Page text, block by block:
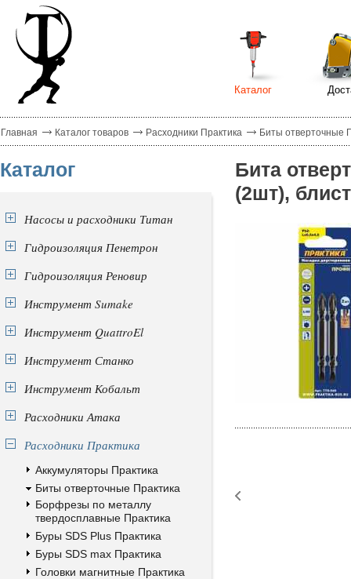
Каталог
Главная Каталог товаров Расходники Практика Биты отверточные
Каталог
Насосы и расходники Титан
Гидроизоляция Пенетрон
Гидроизоляция Реновир
Инструмент Sumake
Инструмент QuattroEl
Инструмент Станко
Инструмент Кобальт
Расходники Атака
Расходники Практика
Аккумуляторы Практика
Биты отверточные Практика
Борфрезы по металлу
твердосплавные Практика
Буры SDS Plus Практика
Буры SDS max Практика
Головки магнитные Практика
Бита
(2шт),